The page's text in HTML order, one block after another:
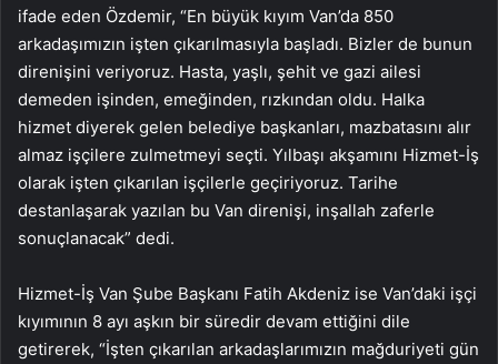
ifade eden Özdemir, “En büyük kıyım Van’da 850
arkadaşımızın işten çıkarılmasıyla başladı. Bizler de bunun
direnişini veriyoruz. Hasta, yaşlı, şehit ve gazi ailesi
demeden işinden, emeğinden, rızkından oldu. Halka
hizmet diyerek gelen belediye başkanları, mazbatasını alır
almaz işçilere zulmetmeyi seçti. Yılbaşı akşamını Hizmet-İş
olarak işten çıkarılan işçilerle geçiriyoruz. Tarihe
destanlaşarak yazılan bu Van direnişi, inşallah zaferle
sonuçlanacak” dedi.
Hizmet-İş Van Şube Başkanı Fatih Akdeniz ise Van’daki işçi
kıyımının 8 ayı aşkın bir süredir devam ettiğini dile
getirerek, “İşten çıkarılan arkadaşlarımızın mağduriyeti gün